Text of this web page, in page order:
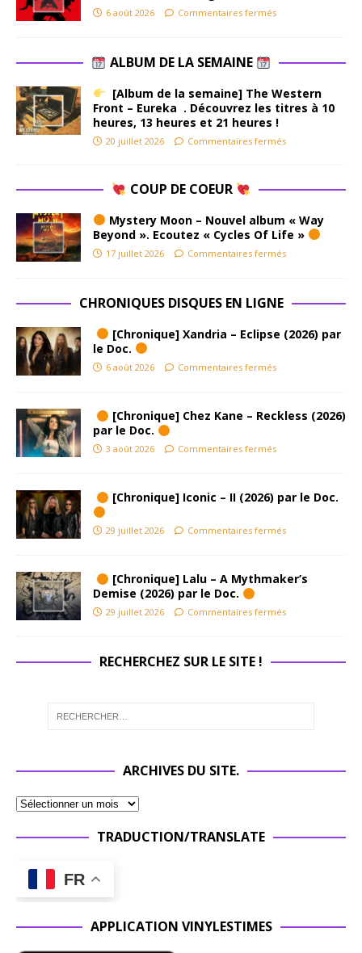
6 août 2026 Commentaires fermés
ALBUM DE LA SEMAINE
[Album de la semaine] The Western
Front – Eureka . Découvrez les titres à 10
heures, 13 heures et 21 heures !
20 juillet 2026 Commentaires fermés
COUP DE COEUR
Mystery Moon – Nouvel album « Way
Beyond ». Ecoutez « Cycles Of Life »
17 juillet 2026 Commentaires fermés
CHRONIQUES DISQUES EN LIGNE
[Chronique] Xandria – Eclipse (2026) par
le Doc.
6 août 2026 Commentaires fermés
[Chronique] Chez Kane – Reckless (2026)
par le Doc.
3 août 2026 Commentaires fermés
[Chronique] Iconic – II (2026) par le Doc.
29 juillet 2026 Commentaires fermés
[Chronique] Lalu – A Mythmaker’s
Demise (2026) par le Doc.
29 juillet 2026 Commentaires fermés
RECHERCHEZ SUR LE SITE !
ARCHIVES DU SITE.
TRADUCTION/TRANSLATE
FR
APPLICATION VINYLESTIMES